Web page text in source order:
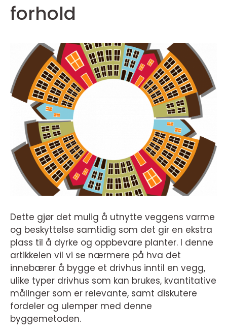
forhold
Dette gjør det mulig å utnytte veggens varme
og beskyttelse samtidig som det gir en ekstra
plass til å dyrke og oppbevare planter. I denne
artikkelen vil vi se nærmere på hva det
innebærer å bygge et drivhus inntil en vegg,
ulike typer drivhus som kan brukes, kvantitative
målinger som er relevante, samt diskutere
fordeler og ulemper med denne
byggemetoden.